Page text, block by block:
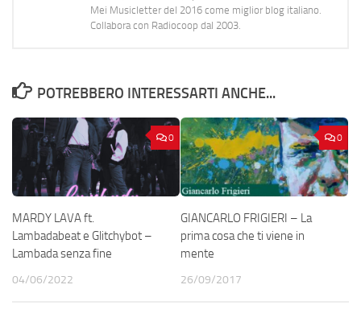
Mei Musicletter del 2016 come miglior blog italiano.
Collabora con Radiocoop dal 2003.
POTREBBERO INTERESSARTI ANCHE...
0
MARDY LAVA ft.
Lambadabeat e Glitchybot –
Lambada senza fine
04/06/2022
0
GIANCARLO FRIGIERI – La
prima cosa che ti viene in
mente
26/09/2017